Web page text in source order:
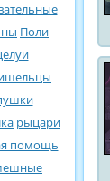
Поли
рыцари
помощь